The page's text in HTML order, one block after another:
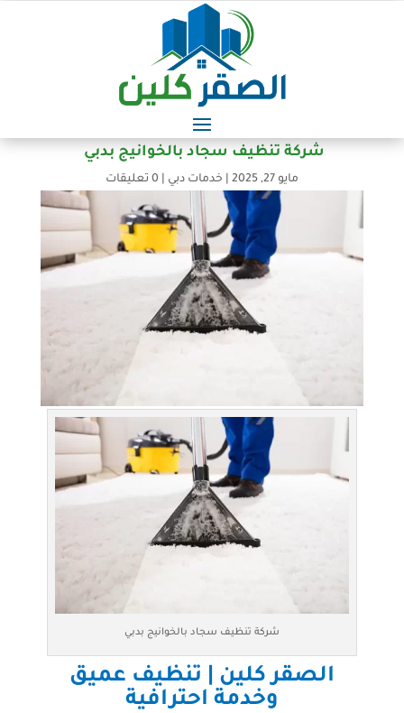
شركة تنظيف سجاد بالخوانيج بدبي
مايو 27, 2025 خدمات دبي 0 تعليقات
شركة تنظيف سجاد بالخوانيج بدبي
الصقر كلين | تنظيف عميق
وخدمة احترافية